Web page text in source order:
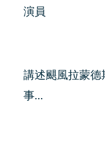
演員
講述颶風拉蒙德
事…